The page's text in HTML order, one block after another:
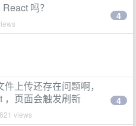
吗？
4
上传还存在问题啊，
，页面会触发刷新
views
4